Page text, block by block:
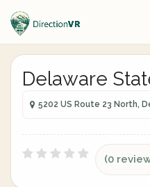
Delaware
5202 US Route 23 North,
(0